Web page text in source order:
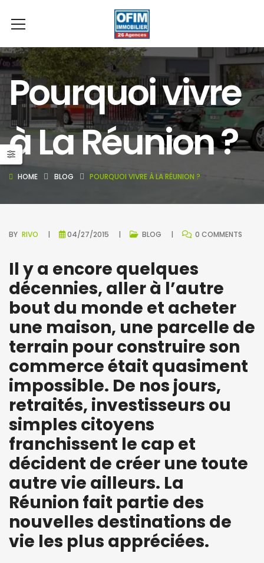
Pourquoi vivre
à La Réunion ?
HOME BLOG POURQUOI VIVRE À LA RÉUNION ?
BY RIVO 04/27/2015 BLOG 0 COMMENTS
Il y a encore quelques
décennies, aller à l’autre
bout du monde et acheter
une maison, une parcelle de
terrain pour construire son
commerce était quasiment
impossible. De nos jours,
retraités, investisseurs ou
simples citoyens
franchissent le cap et
décident de créer une toute
autre vie ailleurs. La
Réunion fait partie des
nouvelles destinations de
vie les plus appréciées.